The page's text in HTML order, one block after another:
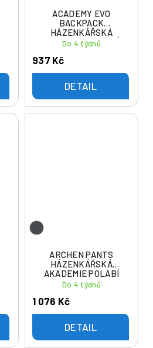
ACADEMY EVO
BACKPACK
HÁZENKÁŘSKÁ
AKADEMIE POLABÍ
Do 4 týdnů
937 Kč
DETAIL
ARCHEN PANTS
HÁZENKÁŘSKÁ
AKADEMIE POLABÍ
Do 4 týdnů
1 076 Kč
DETAIL